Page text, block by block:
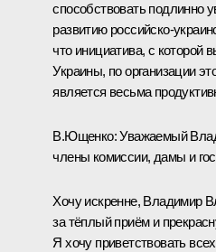
способствовать подлинно
развитию российско-
что инициатива, с которой
Украины, по организации
является весьма
В.Ющенко: Уважаемый
члены комиссии, дамы и
Хочу искренне, Владимир
за тёплый приём и
Я хочу приветствовать